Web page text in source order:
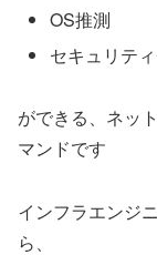
OS推測
セキュリテ
ができる、ネッ
マンドです
インフラエンジ
ら、